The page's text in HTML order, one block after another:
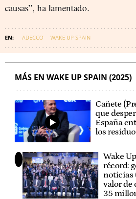
causas”, ha lamentado.
ADECCO WAKE UP SPAIN
MÁS EN WAKE UP SPAIN (2025)
Cañete
que
España
los
Wake
récord:
noticias
valor de
35